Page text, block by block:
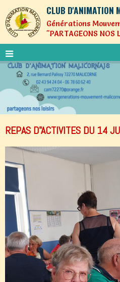
CLUB D'ANIMATION
Générations
"PARTAGEONS NOS
REPAS D"ACTIVITES DU 14